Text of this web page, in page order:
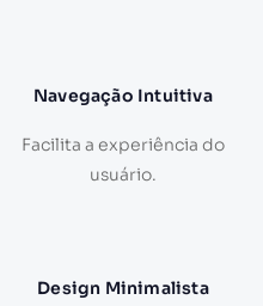
Navegação Intuitiva
Facilita a experiência do
usuário.
Design Minimalista